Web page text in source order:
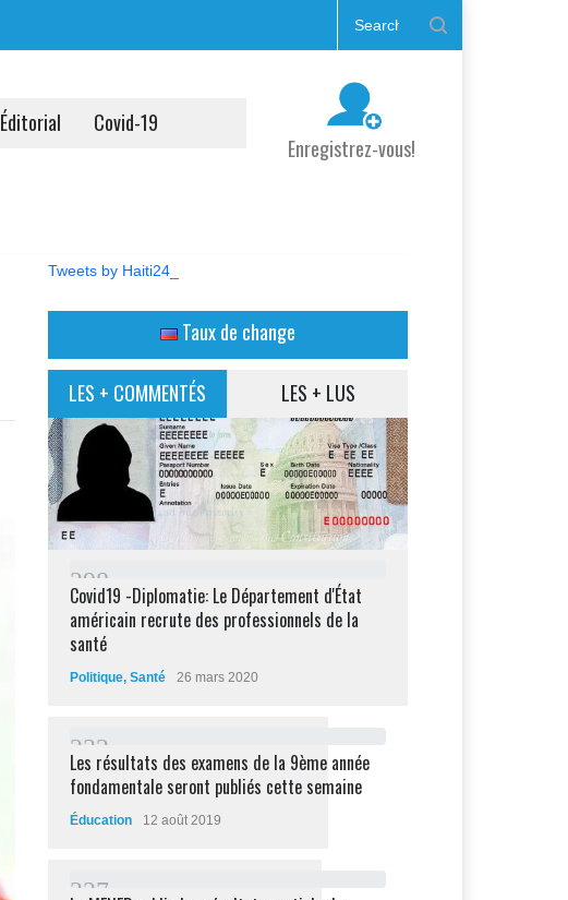
Éditorial
Covid-19
Enregistrez-vous!
Tweets by Haiti24_
Taux de change
LES + COMMENTÉS LES + LUS
298
Covid19 -Diplomatie: Le Département d'État
américain recrute des professionnels de la
santé
Politique, Santé 26 mars 2020
232
Les résultats des examens de la 9ème année
fondamentale seront publiés cette semaine
Éducation 12 août 2019
227